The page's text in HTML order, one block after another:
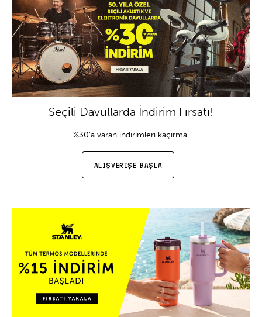
Seçili Davullarda İndirim Fırsatı!
%30'a varan indirimleri kaçırma.
ALIŞVERİŞE BAŞLA